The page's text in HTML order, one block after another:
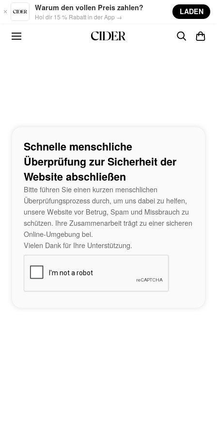
Skip to main content
Warum den vollen Preis zahlen?
Hol dir 15 % Rabatt in der App →
LADEN
Schnelle menschliche
Überprüfung zur Sicherheit der
Website abschließen
Bitte führen Sie einen kurzen menschlichen
Überprüfungsprozess durch, um uns dabei zu helfen,
unsere Website vor Betrug, Spam und Missbrauch zu
schützen. Ihre Zusammenarbeit trägt zu einer sicheren
Online-Umgebung bei.
Vielen Dank für Ihre Unterstützung.